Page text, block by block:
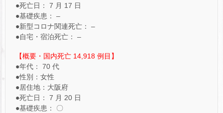
●死亡日： 7 月 17 日
●基礎疾患： –
●新型コロナ関連死亡： –
●自宅・宿泊死亡： –
【概要・国内死亡 14,918 例目】
●年代： 70 代
●性別：女性
●居住地：大阪府
●死亡日： 7 月 20 日
●基礎疾患： 〇